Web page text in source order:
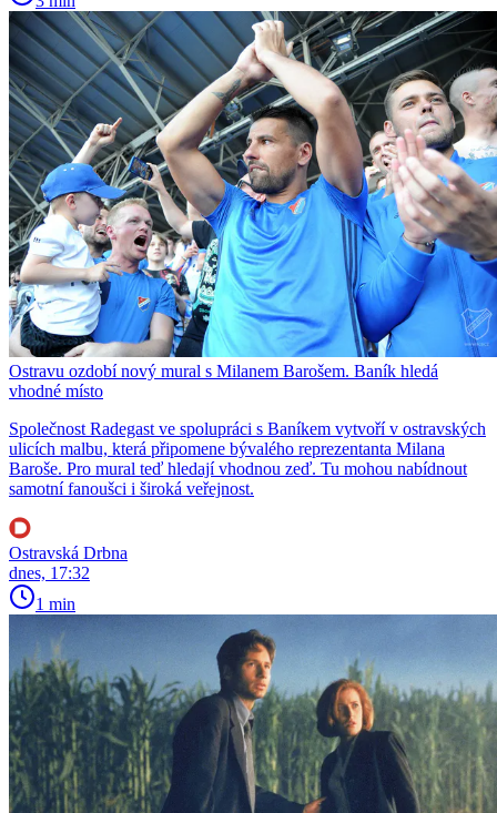
Ostravu ozdobí nový mural s Milanem Barošem. Baník hledá
vhodné místo
Společnost Radegast ve spolupráci s Baníkem vytvoří v ostravských
ulicích malbu, která připomene bývalého reprezentanta Milana
Baroše. Pro mural teď hledají vhodnou zeď. Tu mohou nabídnout
samotní fanoušci i široká veřejnost.
Ostravská Drbna
dnes, 17:32
1 min